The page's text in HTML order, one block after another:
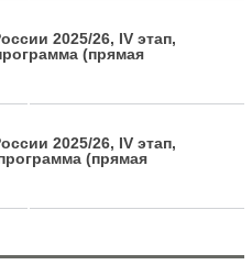
2025/26, IV этап,
(прямая
2025/26, IV этап,
(прямая